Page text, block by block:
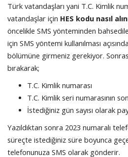
Türk vatandaşları yani T.C. Kimlik
vatandaşlar için HES kodu nasıl
öncelikle SMS yönteminden
için SMS yöntemi kullanılması
bölümüne girmeniz gerekiyor.
bırakarak;
T.C. Kimlik numarası
T.C. Kimlik seri numarasının
İstediğiniz gün sayısı olarak
Yazıldıktan sonra 2023 numaralı
süreçte istediğiniz süre boyunca
telefonunuza SMS olarak gönderir.